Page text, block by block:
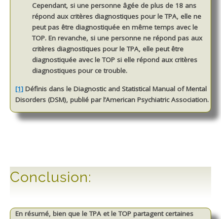
Cependant, si une personne âgée de plus de 18 ans
répond aux critères diagnostiques pour le TPA, elle ne
peut pas être diagnostiquée en même temps avec le
TOP. En revanche, si une personne ne répond pas aux
critères diagnostiques pour le TPA, elle peut être
diagnostiquée avec le TOP si elle répond aux critères
diagnostiques pour ce trouble.
[1] Définis dans le Diagnostic and Statistical Manual of Mental
Disorders (DSM), publié par l’American Psychiatric Association.
Conclusion:
En résumé, bien que le TPA et le TOP partagent certaines